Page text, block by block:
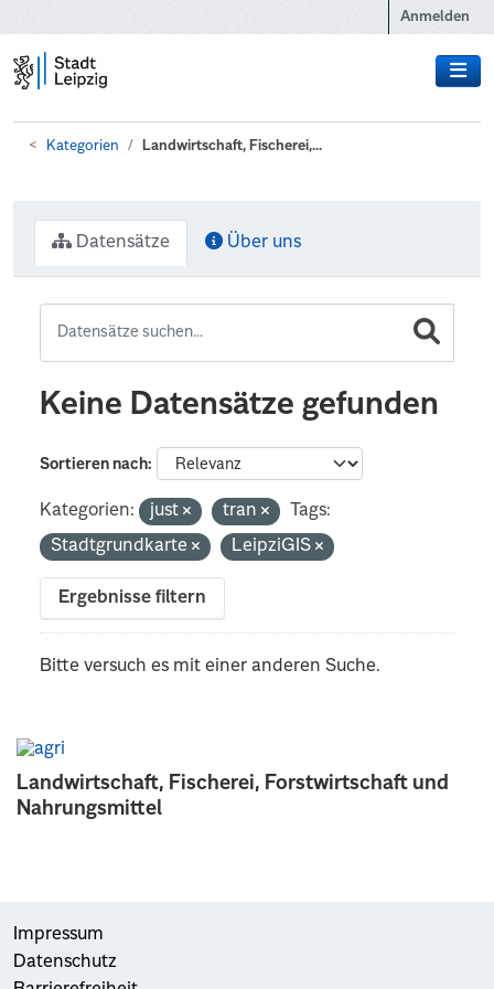
Anmelden
Kategorien Landwirtschaft, Fischerei,...
Landwirtschaft, Fischerei, Forstwirtschaft und
Nahrungsmittel
Datensätze Über uns
Keine Datensätze gefunden
Sortieren nach
Kategorien: just tran
Tags:
Stadtgrundkarte
LeipziGIS
Ergebnisse filtern
Bitte versuch es mit einer anderen Suche.
Impressum
Datenschutz